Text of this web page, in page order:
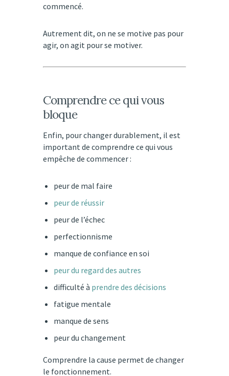
commencé.
Autrement dit, on ne se motive pas pour
agir, on agit pour se motiver.
Comprendre ce qui vous
bloque
Enfin, pour changer durablement, il est
important de comprendre ce qui vous
empêche de commencer :
peur de mal faire
peur de réussir
peur de l’échec
perfectionnisme
manque de confiance en soi
peur du regard des autres
difficulté à prendre des décisions
fatigue mentale
manque de sens
peur du changement
Comprendre la cause permet de changer
le fonctionnement.